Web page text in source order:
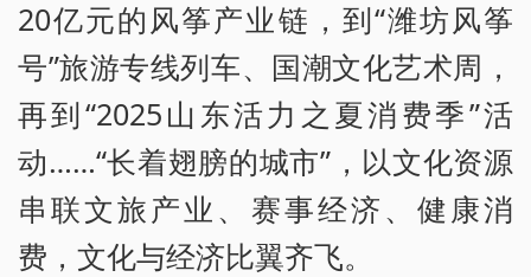
20亿元的风筝产业链，到“潍坊风筝
号”旅游专线列车、国潮文化艺术周，
再到“2025山东活力之夏消费季”活
动……“长着翅膀的城市”，以文化资源
串联文旅产业、赛事经济、健康消
费，文化与经济比翼齐飞。